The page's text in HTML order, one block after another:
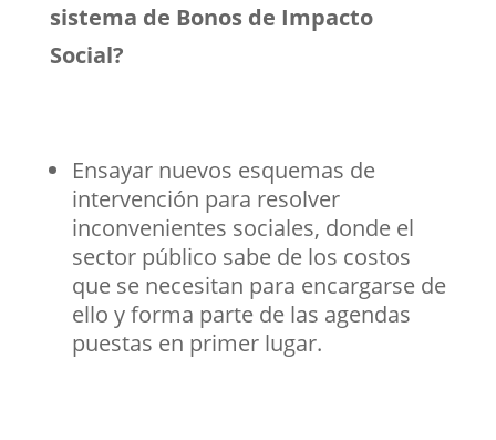
sistema de Bonos de Impacto
Social?
Ensayar nuevos esquemas de
intervención para resolver
inconvenientes sociales, donde el
sector público sabe de los costos
que se necesitan para encargarse de
ello y forma parte de las agendas
puestas en primer lugar.